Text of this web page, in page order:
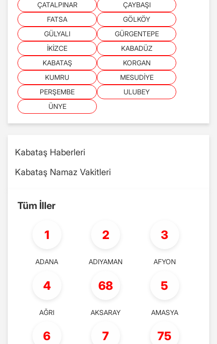
ÇATALPINAR
ÇAYBAŞI
FATSA
GÖLKÖY
GÜLYALI
GÜRGENTEPE
İKİZCE
KABADÜZ
KABATAŞ
KORGAN
KUMRU
MESUDİYE
PERŞEMBE
ULUBEY
ÜNYE
Kabataş Haberleri
Kabataş Namaz Vakitleri
Tüm İller
1
ADANA
2
ADIYAMAN
3
AFYON
4
AĞRI
68
AKSARAY
5
AMASYA
6 7 75